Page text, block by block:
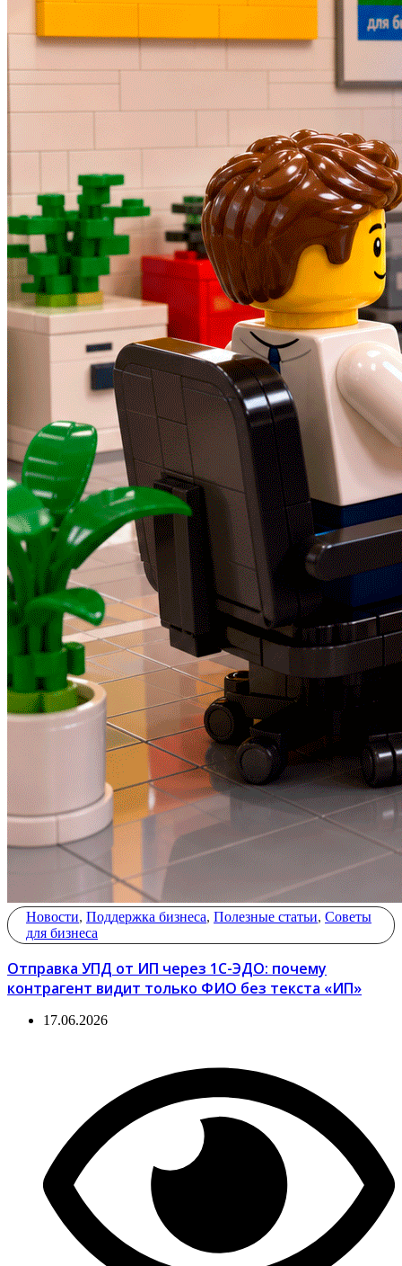
Новости, Поддержка бизнеса, Полезные статьи, Советы
для бизнеса
Отправка УПД от ИП через 1С-ЭДО: почему
контрагент видит только ФИО без текста «ИП»
17.06.2026